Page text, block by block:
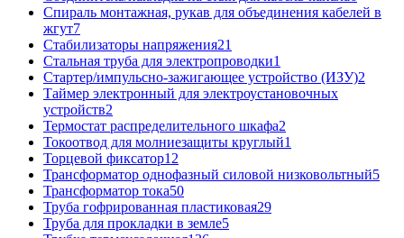
Спираль монтажная, рукав для объединения кабелей в
жгут7
Стабилизаторы напряжения21
Стальная труба для электропроводки1
Стартер/импульсно-зажигающее устройство (ИЗУ)2
Таймер электронный для электроустановочных
устройств2
Термостат распределительного шкафа2
Токоотвод для молниезащиты круглый1
Торцевой фиксатор12
Трансформатор однофазный силовой низковольтный5
Трансформатор тока50
Труба гофрированная пластиковая29
Труба для прокладки в земле5